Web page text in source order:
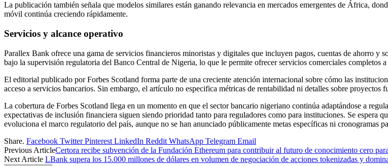
La publicación también señala que modelos similares están ganando relevancia en mercados emergentes de África,
móvil continúa creciendo rápidamente.
Servicios y alcance operativo
Parallex Bank ofrece una gama de servicios financieros minoristas y digitales que incluyen pagos, cuentas de ahorro y
bajo la supervisión regulatoria del Banco Central de Nigeria, lo que le permite ofrecer servicios comerciales completos
El editorial publicado por Forbes Scotland forma parte de una creciente atención internacional sobre cómo las
acceso a servicios bancarios. Sin embargo, el artículo no especifica métricas de rentabilidad ni detalles sobre proyectos
La cobertura de Forbes Scotland llega en un momento en que el sector bancario nigeriano continúa adaptándose a
expectativas de inclusión financiera siguen siendo prioridad tanto para reguladores como para instituciones. Se espera
evoluciona el marco regulatorio del país, aunque no se han anunciado públicamente metas específicas ni cronogramas
Share. Facebook Twitter Pinterest LinkedIn Reddit WhatsApp Telegram Email
Previous ArticleCertora recibe subvención de la Fundación Ethereum para contribuir al futuro de conocimiento cero
Next Article LBank supera los 15.000 millones de dólares en volumen de negociación de acciones tokenizadas y